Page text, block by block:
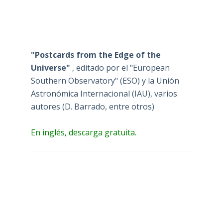
"Postcards from the Edge of the
Universe" , editado por el "European
Southern Observatory" (ESO) y la Unión
Astronómica Internacional (IAU), varios
autores (D. Barrado, entre otros)
En inglés, descarga gratuita.